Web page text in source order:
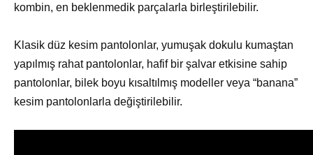
kombin, en beklenmedik parçalarla birleştirilebilir.
Klasik düz kesim pantolonlar, yumuşak dokulu kumaştan
yapılmış rahat pantolonlar, hafif bir şalvar etkisine sahip
pantolonlar, bilek boyu kısaltılmış modeller veya “banana”
kesim pantolonlarla değiştirilebilir.